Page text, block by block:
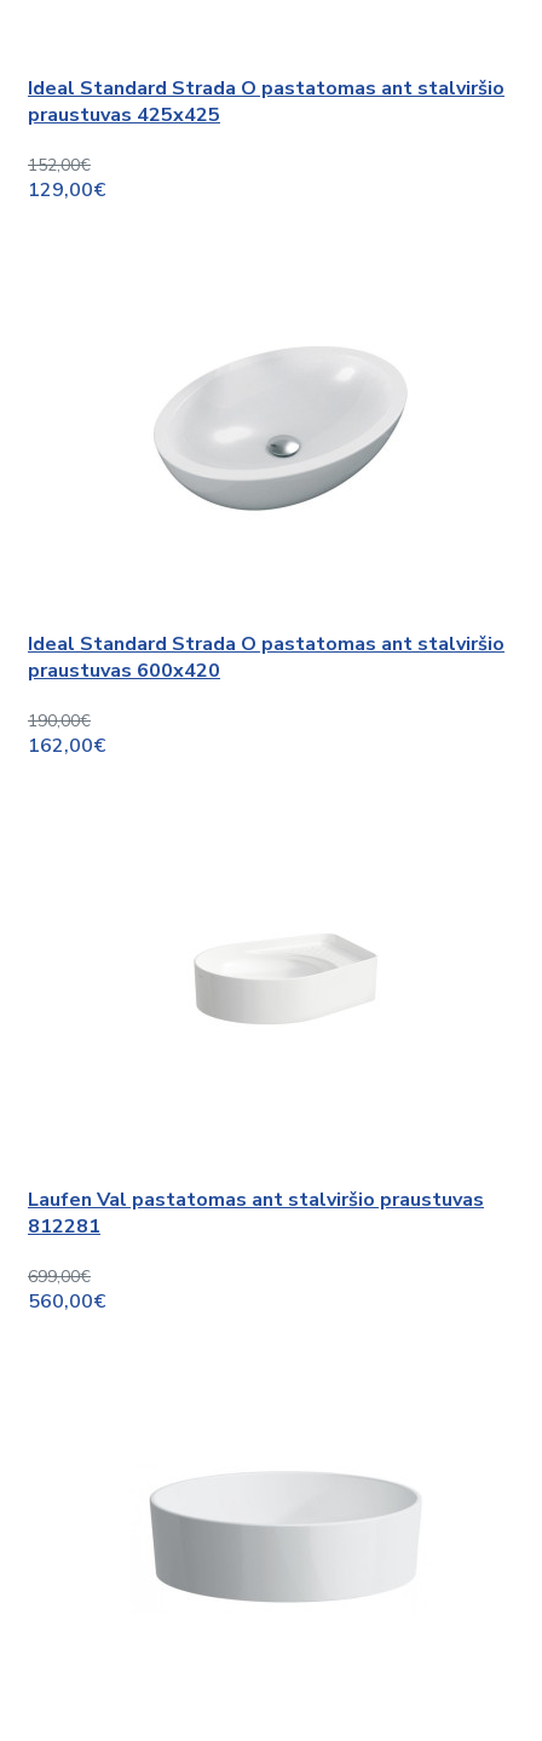
Ideal Standard Strada O pastatomas ant stalviršio
praustuvas 425x425
152,00€
129,00€
Ideal Standard Strada O pastatomas ant stalviršio
praustuvas 600x420
190,00€
162,00€
Laufen Val pastatomas ant stalviršio praustuvas
812281
699,00€
560,00€